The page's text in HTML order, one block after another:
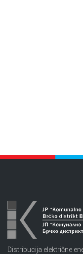
Distribucija električne